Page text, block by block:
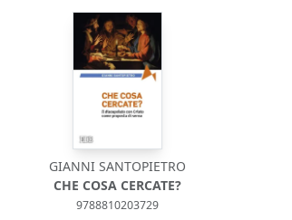
GIANNI SANTOPIETRO
CHE COSA CERCATE?
9788810203729